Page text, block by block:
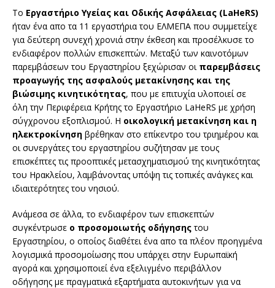
Το Εργαστήριο Υγείας και Οδικής Ασφάλειας (LaHeRS)
ήταν ένα απο τα 11 εργαστήρια του ΕΛΜΕΠΑ που συμμετείχε
για δεύτερη συνεχή χρονιά στην έκθεση και προσέλκυσε το
ενδιαφέρον πολλών επισκεπτών. Μεταξύ των καινοτόμων
παρεμβάσεων του Εργαστηρίου ξεχώρισαν οι παρεμβάσεις
προαγωγής της ασφαλούς μετακίνησης και της
βιώσιμης κινητικότητας, που με επιτυχία υλοποιεί σε
όλη την Περιφέρεια Κρήτης το Εργαστήριο LaHeRS με χρήση
σύγχρονου εξοπλισμού. Η οικολογική μετακίνηση και η
ηλεκτροκίνηση βρέθηκαν στο επίκεντρο του τριημέρου και
οι συνεργάτες του εργαστηρίου συζήτησαν με τους
επισκέπτες τις προοπτικές μετασχηματισμού της κινητικότητας
του Ηρακλείου, λαμβάνοντας υπόψη τις τοπικές ανάγκες και
ιδιαιτερότητες του νησιού.
Ανάμεσα σε άλλα, το ενδιαφέρον των επισκεπτών
συγκέντρωσε ο προσομοιωτής οδήγησηςτου
Εργαστηρίου, ο οποίος διαθέτει ένα απο τα πλέον προηγμένα
λογισμικά προσομοίωσης που υπάρχει στην Ευρωπαϊκή
αγορά και χρησιμοποιεί ένα εξελιγμένο περιβάλλον
οδήγησης με πραγματικά εξαρτήματα αυτοκινήτων για να